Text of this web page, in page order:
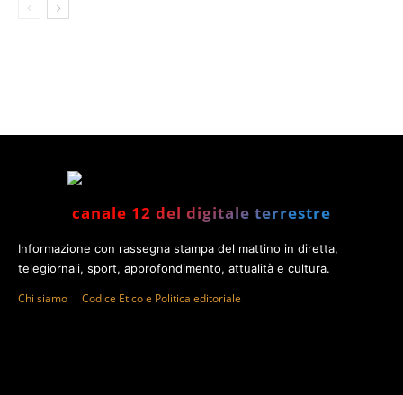
canale 12 del digitale terrestre
Informazione con rassegna stampa del mattino in diretta,
telegiornali, sport, approfondimento, attualità e cultura.
Chi siamo Codice Etico e Politica editoriale